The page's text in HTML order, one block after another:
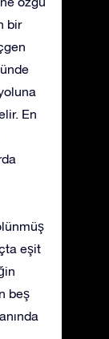
bir
En
eşit
beş